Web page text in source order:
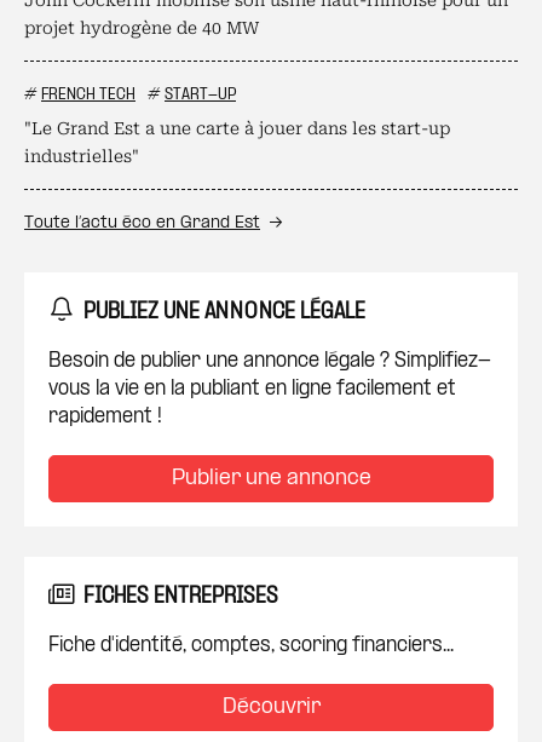
projet hydrogène de 40 MW
# FRENCH TECH # START-UP
"Le Grand Est a une carte à jouer dans les start-up
industrielles"
Toute l’actu éco en Grand Est
PUBLIEZ UNE ANNONCE LÉGALE
Besoin de publier une annonce légale ? Simplifiez-
vous la vie en la publiant en ligne facilement et
rapidement !
Publier une annonce
FICHES ENTREPRISES
Fiche d'identité, comptes, scoring financiers...
Découvrir